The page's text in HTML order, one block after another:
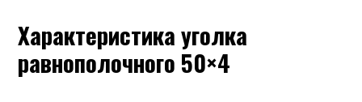
Характеристика уголка
равнополочного 50×4